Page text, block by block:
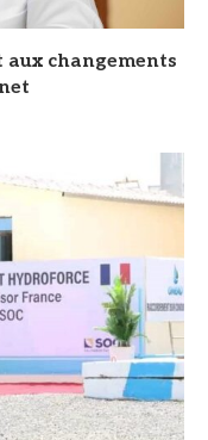
changements